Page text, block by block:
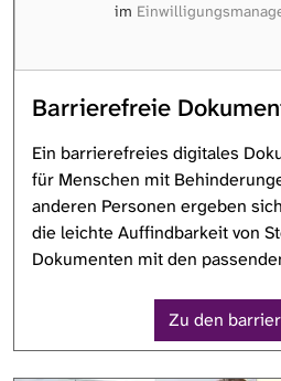
im
Barrierefreie
Ein barrierefreies digitales
für Menschen mit
anderen Personen ergeben
die leichte Auffindbarkeit von
Dokumenten mit den
Zu den